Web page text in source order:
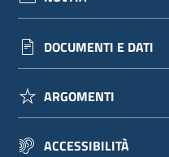
DOCUMENTI E DATI
ARGOMENTI
ACCESSIBILITÀ